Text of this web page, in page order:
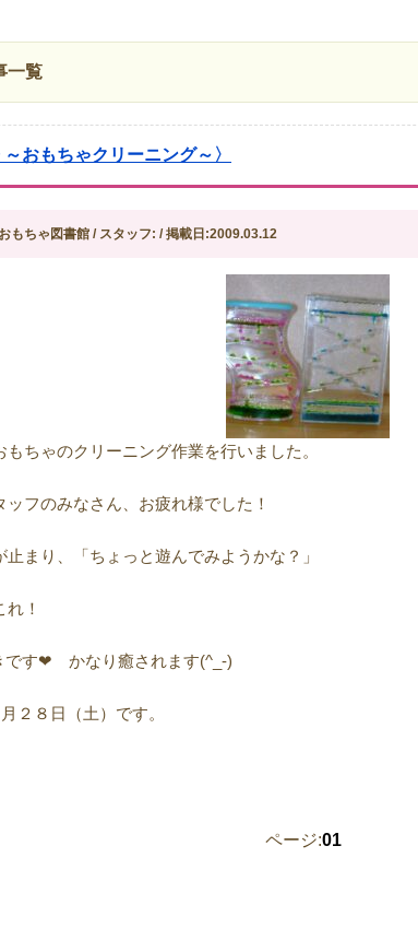
一覧
おもちゃクリーニング～〉
もちゃ図書館 / スタッフ: / 掲載日:2009.03.12
ちゃのクリーニング作業を行いました。
フのみなさん、お疲れ様でした！
止まり、「ちょっと遊んでみようかな？」
！
です❤ かなり癒されます(^_-)
２８日（土）です。
ページ:01